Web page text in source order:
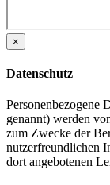
×
Datenschutz
Personenbezogene
genannt) werden
zum Zwecke der
nutzerfreundlichen
dort angebotenen